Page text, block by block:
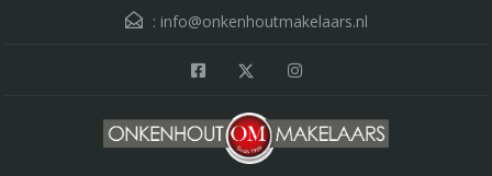
: info@onkenhoutmakelaars.nl